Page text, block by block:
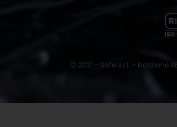
Ⓒ 2021 - Safe s.r.l. - Iscrizione